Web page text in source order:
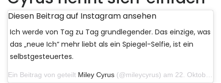
Diesen Beitrag auf Instagram ansehen
Ich werde von Tag zu Tag grundlegender. Das einzige, was
das „neue Ich“ mehr liebt als ein Spiegel-Selfie, ist ein
selbstgesteuertes.
Ein Beitrag von geteilt Miley Cyrus (@mileycyrus) am 22. Oktober 2019 um 11:39 Uhr PDT